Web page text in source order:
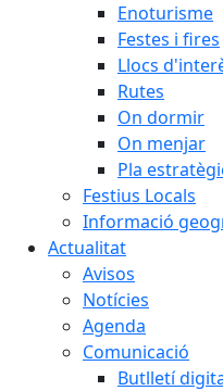
Enoturisme
Festes i fires
Llocs
Rutes
On dormir
On menjar
Pla
Festius Locals
Informació
Actualitat
Avisos
Notícies
Agenda
Comunicació
Butlletí